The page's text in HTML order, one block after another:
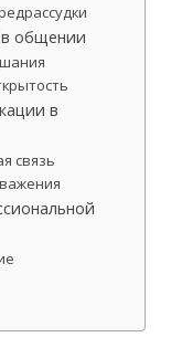
общении
в
связь